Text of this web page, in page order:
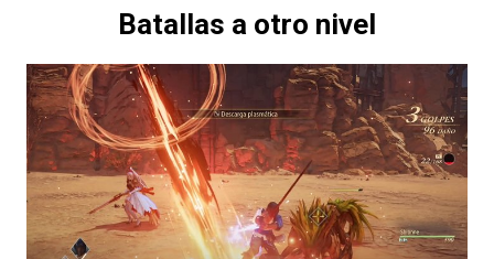
Batallas a otro nivel